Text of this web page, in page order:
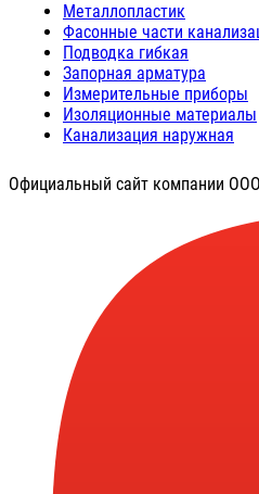
Металлопластик
Фасонные части
Подводка гибкая
Запорная арматура
Измерительные приборы
Изоляционные материалы
Канализация наружная
Официальный сайт компании